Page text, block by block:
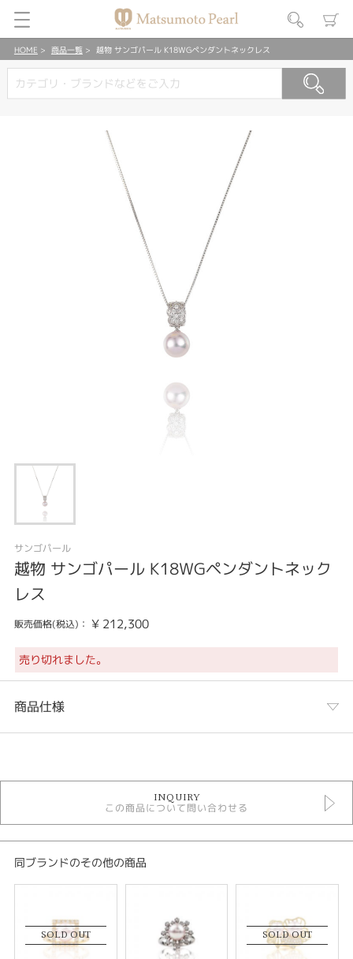
HOME 商品一覧 越物 サンゴパール K18WGペンダントネックレス
サンゴパール
越物 サンゴパール K18WGペンダントネック
レス
販売価格(税込)： ¥ 212,300
売り切れました。
商品仕様
ペンダント
サンゴパール ＞ サンゴパール ペンダント
花嫁へのお祝い
シーン
紹介文
INQUIRY
この商品について問い合わせる
同ブランドのその他の商品
SOLD OUT SOLD OUT